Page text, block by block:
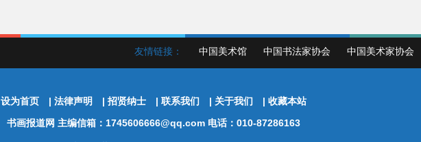
友情链接： 中国美术馆 中国书法家协会 中国美术家协会
设为首页 | 法律声明 | 招贤纳士 | 联系我们 | 关于我们 | 收藏本站
书画报道网 主编信箱：1745606666@qq.com 电话：010-87286163